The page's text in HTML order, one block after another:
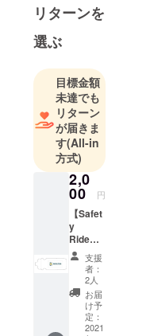
リターンを
選ぶ
目標金額
未達でも
リターン
が届きま
す(All-in
方式)
2,0
00 円
【Safet
y
Ride】
オリジ
ナルサ
イクル
ボトル
＋クー
ポン券
［内
支援
者：
2人
お届
け予
定：
2021